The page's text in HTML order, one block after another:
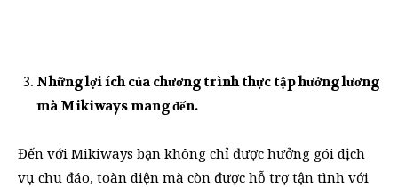
Những lợi ích của chương trình thực tập hưởng lương
mà Mikiways mang đến.
Đến với Mikiways bạn không chỉ được hưởng gói dịch
vụ chu đáo, toàn diện mà còn được hỗ trợ tận tình với